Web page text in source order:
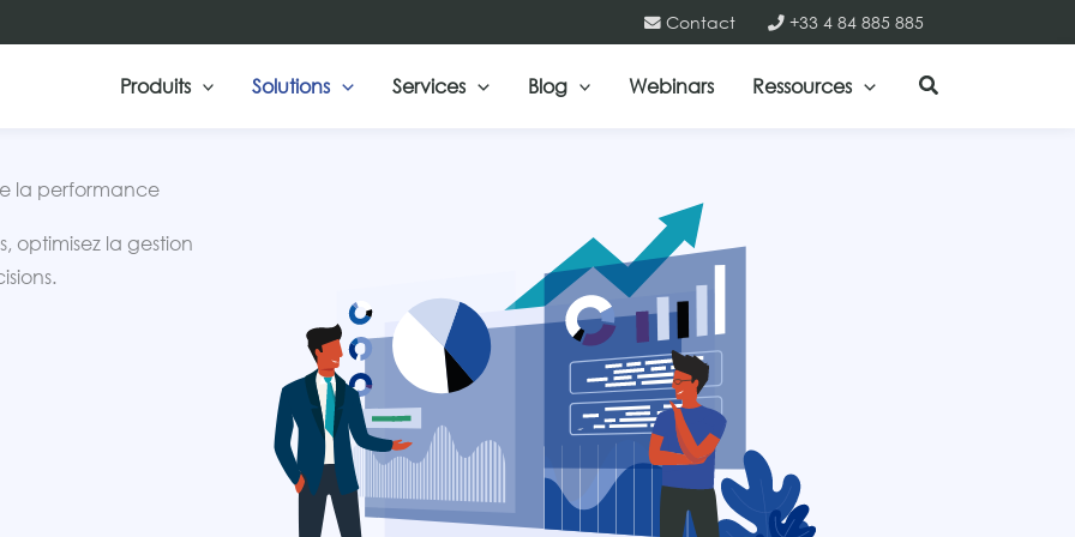
Contact +33 4 84 885 885
Produits Solutions Services Blog Webinars Ressources
la performance
optimisez la gestion